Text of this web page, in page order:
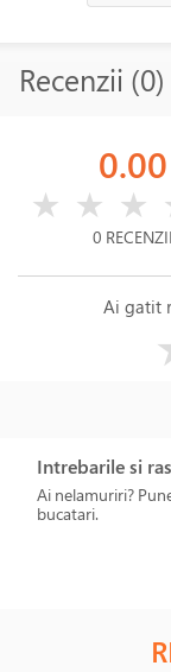
Recenzii (0)
0.00
★ ★ ★
0 RECENZII
Ai gatit
Intrebarile si
Ai nelamuriri?
bucatari.